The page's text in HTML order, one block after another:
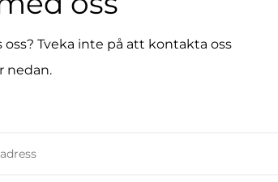
Tveka inte på att kontakta oss
nedan.